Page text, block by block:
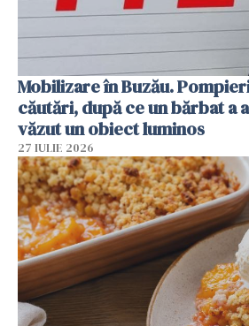
Mobilizare în Buzău.
căutări, după ce un bărbat a
văzut un obiect luminos
27 IULIE 2026